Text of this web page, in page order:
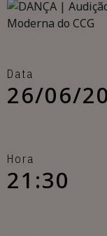
Data
26/06/
Hora
21:30